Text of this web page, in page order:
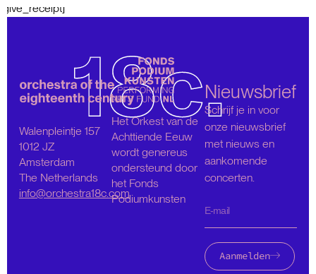
[give_receipt]
Walenpleintje 157
1012 JZ
Amsterdam
The Netherlands
info@orchestra18c.com
Het Orkest van de
Achttiende Eeuw
wordt genereus
ondersteund door
het Fonds
Podiumkunsten
Nieuwsbrief
Schrijf je in voor
onze nieuwsbrief
met nieuws en
aankomende
concerten.
Aanmelden